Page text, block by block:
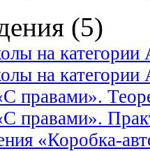
(5)
на
на
правами».
правами».
«Коробка-